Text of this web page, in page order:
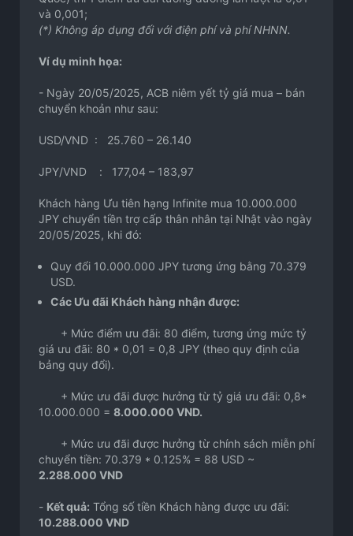
và 0,001;
(*) Không áp dụng đối với điện phí và phí NHNN.
Ví dụ minh họa:
- Ngày 20/05/2025, ACB niêm yết tỷ giá mua – bán
chuyển khoản như sau:
USD/VND : 25.760 – 26.140
JPY/VND : 177,04 – 183,97
Khách hàng Ưu tiên hạng Infinite mua 10.000.000
JPY chuyển tiền trợ cấp thân nhân tại Nhật vào ngày
20/05/2025, khi đó:
Quy đổi 10.000.000 JPY tương ứng bằng 70.379
USD.
Các Ưu đãi Khách hàng nhận được:
+ Mức điểm ưu đãi: 80 điểm, tương ứng mức tỷ
giá ưu đãi: 80 * 0,01 = 0,8 JPY (theo quy định của
bảng quy đổi).
+ Mức ưu đãi được hưởng từ tỷ giá ưu đãi: 0,8*
10.000.000 = 8.000.000 VND.
+ Mức ưu đãi được hưởng từ chính sách miễn phí
chuyển tiền: 70.379 * 0.125% = 88 USD ~
2.288.000 VND
- Kết quả: Tổng số tiền Khách hàng được ưu đãi:
10.288.000 VND